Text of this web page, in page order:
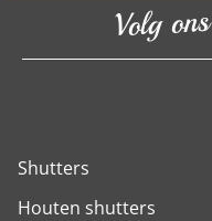
Volg ons
Shutters
Houten shutters